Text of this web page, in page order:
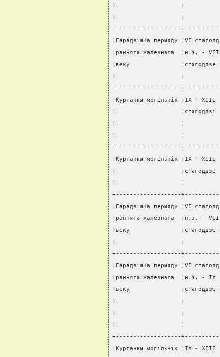
¦                   ¦
¦                   ¦
+-------------------
¦Гарадзiшча перыяду ¦VI
¦ранняга жалезнага  ¦н.э.
¦веку
¦                   ¦
+-------------------
¦Курганны могiльнiк ¦IX -
¦                   ¦стагоддзi
¦                   ¦
¦                   ¦
+-------------------
¦Курганны могiльнiк ¦IX -
¦                   ¦стагоддзi
¦                   ¦
+-------------------
¦Гарадзiшча перыяду ¦VI
¦ранняга жалезнага  ¦н.э.
¦веку
¦                   ¦
+-------------------
¦Гарадзiшча перыяду ¦VI
¦ранняга жалезнага  ¦н.э.
¦веку
¦                   ¦
¦                   ¦
¦                   ¦
+-------------------
¦Курганны могiльнiк ¦IX -